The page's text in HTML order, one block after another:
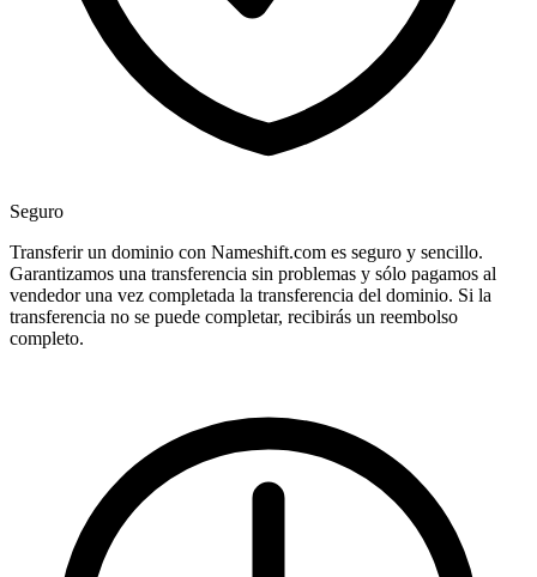
Seguro
Transferir un dominio con Nameshift.com es seguro y sencillo.
Garantizamos una transferencia sin problemas y sólo pagamos al
vendedor una vez completada la transferencia del dominio. Si la
transferencia no se puede completar, recibirás un reembolso
completo.